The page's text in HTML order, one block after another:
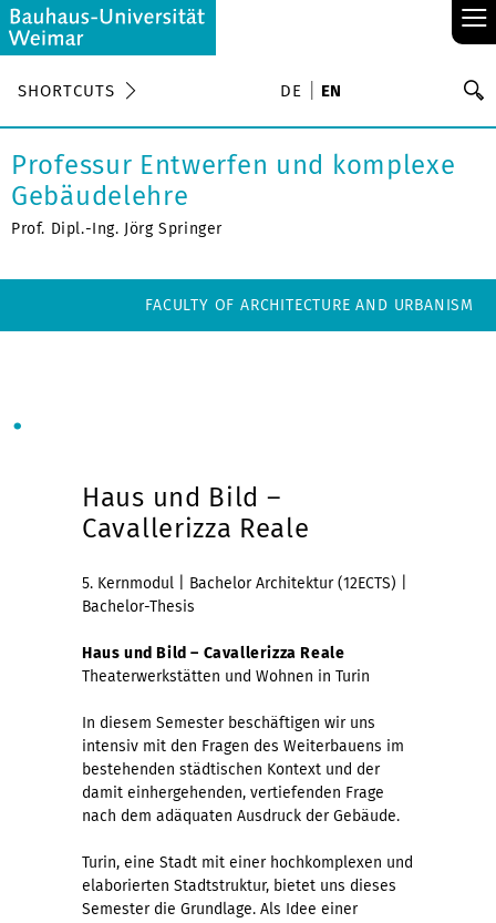
≡
SHORTCUTS DE EN
Professur Entwerfen und komplexe
Gebäudelehre
Prof. Dipl.-Ing. Jörg Springer
FACULTY OF ARCHITECTURE AND URBANISM
.
Haus und Bild –
Cavallerizza Reale
5. Kernmodul | Bachelor Architektur (12ECTS) |
Bachelor-Thesis
Haus und Bild – Cavallerizza Reale
Theaterwerkstätten und Wohnen in Turin
In diesem Semester beschäftigen wir uns
intensiv mit den Fragen des Weiterbauens im
bestehenden städtischen Kontext und der
damit einhergehenden, vertiefenden Frage
nach dem adäquaten Ausdruck der Gebäude.
Turin, eine Stadt mit einer hochkomplexen und
elaborierten Stadtstruktur, bietet uns dieses
Semester die Grundlage. Als Idee einer